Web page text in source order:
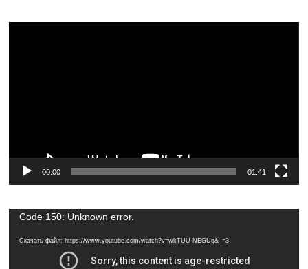
00:00 01:41
Видеоплеер
Code 150: Unknown error.
Скачать файл: https://www.youtube.com/watch?v=wkTUU-NEGUg&_=3